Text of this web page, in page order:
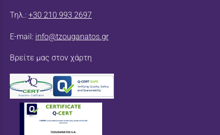
Τηλ.: +30 210 993 2697
E-mail: info@tzouganatos.gr
Βρείτε μας στον χάρτη